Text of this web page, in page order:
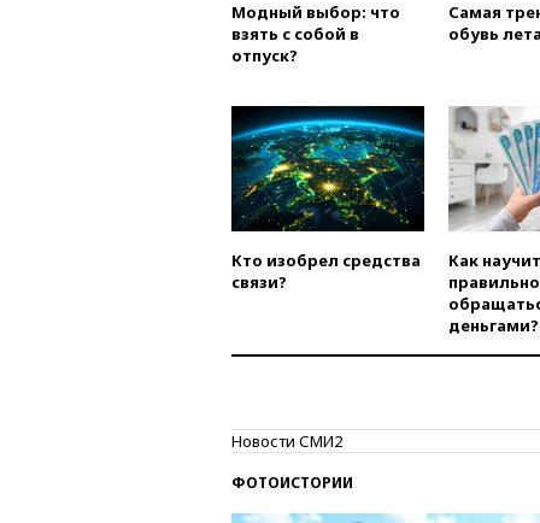
Модный выбор: что
взять с собой в
отпуск?
Самая
обувь
Кто изобрел средства
связи?
Как
правильно
деньгами?
Новости СМИ2
ФОТОИСТОРИИ